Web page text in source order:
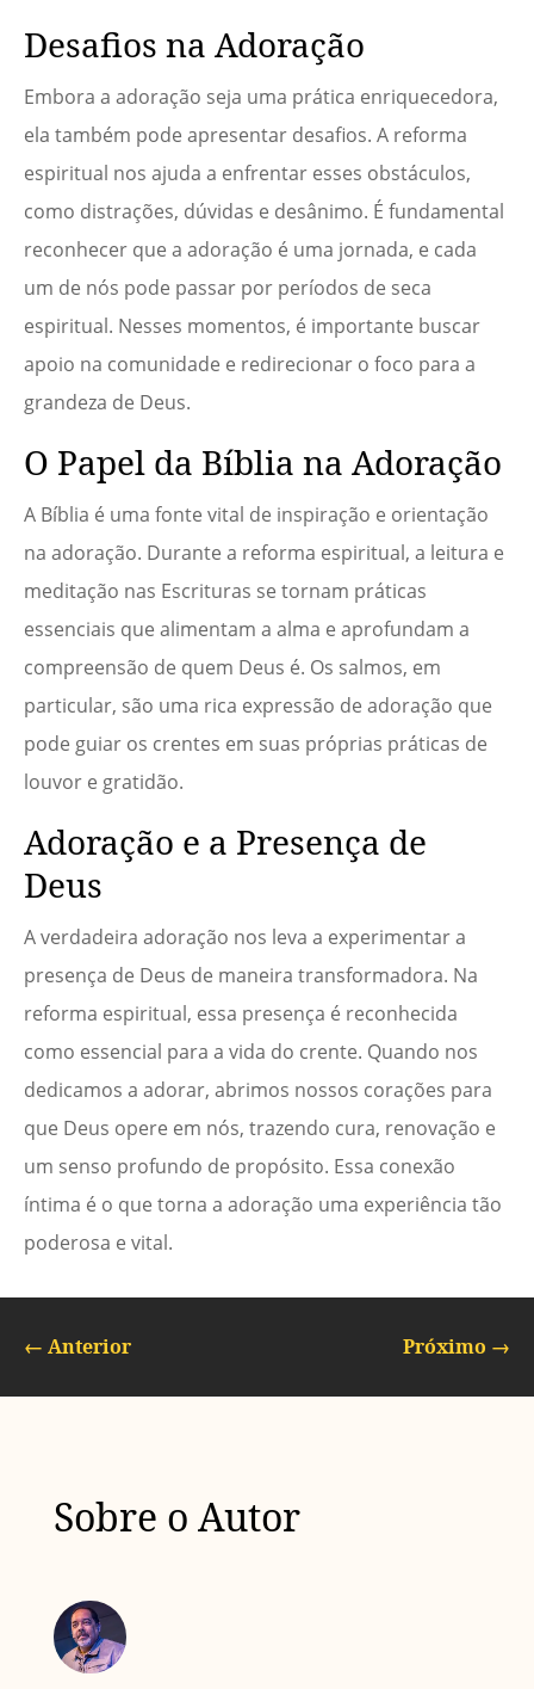
Desafios na Adoração
Embora a adoração seja uma prática enriquecedora,
ela também pode apresentar desafios. A reforma
espiritual nos ajuda a enfrentar esses obstáculos,
como distrações, dúvidas e desânimo. É fundamental
reconhecer que a adoração é uma jornada, e cada
um de nós pode passar por períodos de seca
espiritual. Nesses momentos, é importante buscar
apoio na comunidade e redirecionar o foco para a
grandeza de Deus.
O Papel da Bíblia na Adoração
A Bíblia é uma fonte vital de inspiração e orientação
na adoração. Durante a reforma espiritual, a leitura e
meditação nas Escrituras se tornam práticas
essenciais que alimentam a alma e aprofundam a
compreensão de quem Deus é. Os salmos, em
particular, são uma rica expressão de adoração que
pode guiar os crentes em suas próprias práticas de
louvor e gratidão.
Adoração e a Presença de
Deus
A verdadeira adoração nos leva a experimentar a
presença de Deus de maneira transformadora. Na
reforma espiritual, essa presença é reconhecida
como essencial para a vida do crente. Quando nos
dedicamos a adorar, abrimos nossos corações para
que Deus opere em nós, trazendo cura, renovação e
um senso profundo de propósito. Essa conexão
íntima é o que torna a adoração uma experiência tão
poderosa e vital.
← Anterior Próximo →
Sobre o Autor